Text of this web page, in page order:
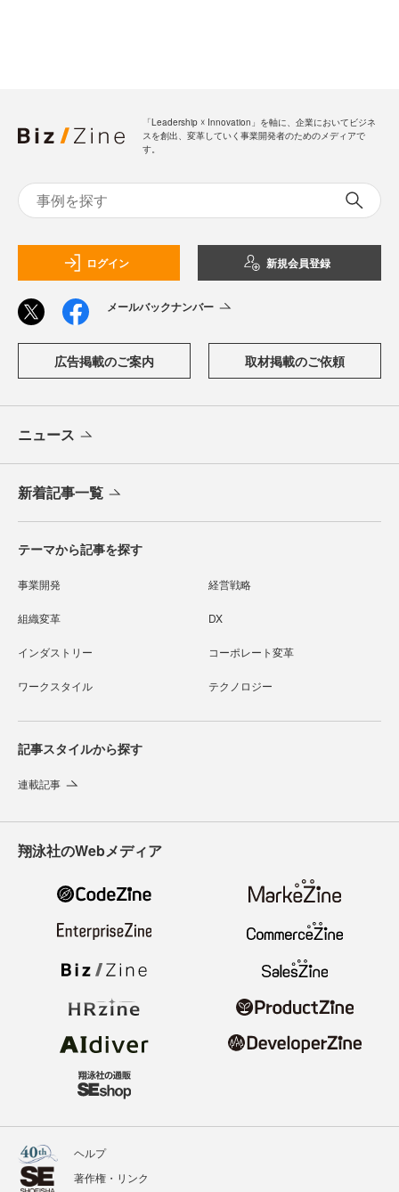
「Leadership ☓ Innovation」を軸に、企業においてビジネ
スを創出、変革していく事業開発者のためのメディアで
す。
ログイン 新規会員登録
メールバックナンバー
広告掲載のご案内 取材掲載のご依頼
ニュース
新着記事一覧
テーマから記事を探す
事業開発 経営戦略
組織変革 DX
インダストリー コーポレート変革
ワークスタイル テクノロジー
記事スタイルから探す
連載記事
翔泳社のWebメディア
ヘルプ
著作権・リンク